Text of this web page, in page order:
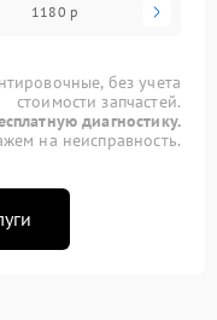
1180 р
без учета
стоимости запчастей.
диагностику.
на неисправность.